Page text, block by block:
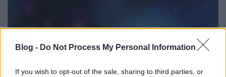
Blog - Do Not Process My Personal Information
If you wish to opt-out of the sale, sharing to third parties, or